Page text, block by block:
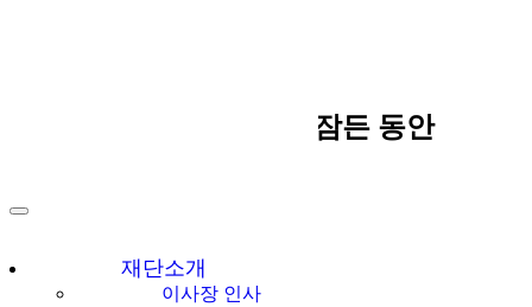
재단소개
이사장 인사
[울림이 있는 책] 세상이 잠든 동안